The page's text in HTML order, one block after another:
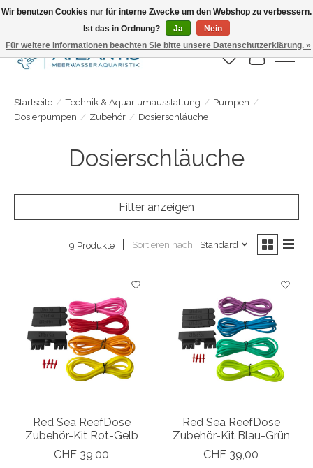
Täglicher Versand. Bestelle bis 15.00 Uhr
Wunschzettel
Ihr
Startseite / Technik & Aquariumausstattung / Pumpen /
Dosierpumpen / Zubehör / Dosierschläuche
Dosierschläuche
Filter anzeigen
9 Produkte Sortieren nach Standard
Red Sea ReefDose
Zubehör-Kit Rot-Gelb
CHF 39,00
Red Sea ReefDose
Zubehör-Kit Blau-Grün
CHF 39,00
Wir benutzen Cookies nur für interne Zwecke um den Webshop zu verbessern.
Ist das in Ordnung?
Ja
Nein
Für weitere Informationen beachten Sie bitte unsere Datenschutzerklärung. »